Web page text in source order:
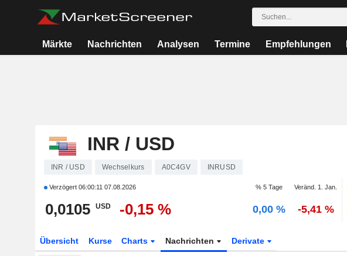
Märkte Nachrichten Analysen Termine Empfehlungen
INR / USD
INR / USD Wechselkurs A0C4GV INRUSD
Verzögert 06:00:11 07.08.2026 % 5 Tage Veränd. 1. Jan.
0,0105 USD -0,15 % 0,00 % -5,41 %
Übersicht Kurse Charts Nachrichten Derivate